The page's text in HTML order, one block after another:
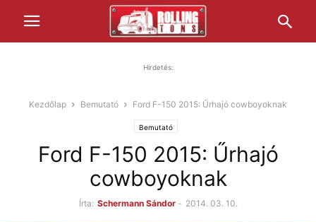
Hirdetés:
Kezdőlap Bemutató Ford F-150 2015: Űrhajó cowboyoknak
Bemutató
Ford F-150 2015: Űrhajó
cowboyoknak
Írta: Schermann Sándor - 2014. 03. 10.